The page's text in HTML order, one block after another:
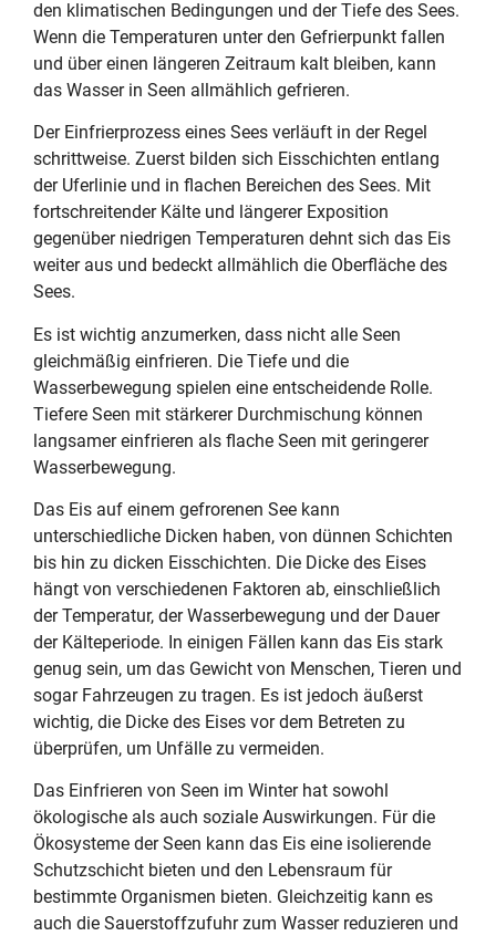
den klimatischen Bedingungen und der Tiefe des Sees.
Wenn die Temperaturen unter den Gefrierpunkt fallen
und über einen längeren Zeitraum kalt bleiben, kann
das Wasser in Seen allmählich gefrieren.
Der Einfrierprozess eines Sees verläuft in der Regel
schrittweise. Zuerst bilden sich Eisschichten entlang
der Uferlinie und in flachen Bereichen des Sees. Mit
fortschreitender Kälte und längerer Exposition
gegenüber niedrigen Temperaturen dehnt sich das Eis
weiter aus und bedeckt allmählich die Oberfläche des
Sees.
Es ist wichtig anzumerken, dass nicht alle Seen
gleichmäßig einfrieren. Die Tiefe und die
Wasserbewegung spielen eine entscheidende Rolle.
Tiefere Seen mit stärkerer Durchmischung können
langsamer einfrieren als flache Seen mit geringerer
Wasserbewegung.
Das Eis auf einem gefrorenen See kann
unterschiedliche Dicken haben, von dünnen Schichten
bis hin zu dicken Eisschichten. Die Dicke des Eises
hängt von verschiedenen Faktoren ab, einschließlich
der Temperatur, der Wasserbewegung und der Dauer
der Kälteperiode. In einigen Fällen kann das Eis stark
genug sein, um das Gewicht von Menschen, Tieren und
sogar Fahrzeugen zu tragen. Es ist jedoch äußerst
wichtig, die Dicke des Eises vor dem Betreten zu
überprüfen, um Unfälle zu vermeiden.
Das Einfrieren von Seen im Winter hat sowohl
ökologische als auch soziale Auswirkungen. Für die
Ökosysteme der Seen kann das Eis eine isolierende
Schutzschicht bieten und den Lebensraum für
bestimmte Organismen bieten. Gleichzeitig kann es
auch die Sauerstoffzufuhr zum Wasser reduzieren und